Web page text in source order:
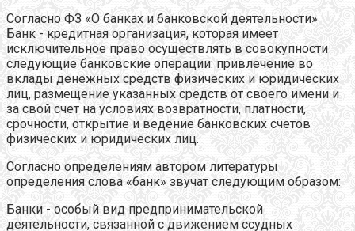
Согласно ФЗ «О банках и банковской деятельности»
Банк - кредитная организация, которая имеет
исключительное право осуществлять в совокупности
следующие банковские операции: привлечение во
вклады денежных средств физических и юридических
лиц, размещение указанных средств от своего имени и
за свой счет на условиях возвратности, платности,
срочности, открытие и ведение банковских счетов
физических и юридических лиц.
Согласно определениям автором литературы
определения слова «банк» звучат следующим образом:
Банки - особый вид предпринимательской
деятельности, связанной с движением ссудных